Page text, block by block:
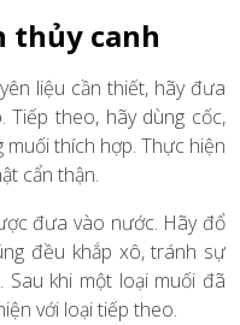
thủy canh
liệu cần thiết, hãy đưa
theo, hãy dùng cốc,
thích hợp. Thực hiện
cẩn thận.
đưa vào nước. Hãy đổ
đều khắp xô, tránh sự
khi một loại muối đã
với loại tiếp theo.